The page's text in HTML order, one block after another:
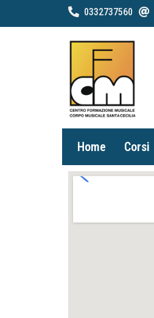
0332737560
Home Corsi